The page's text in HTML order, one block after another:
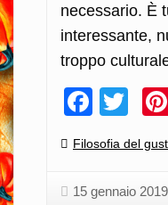
necessario. È
interessante,
troppo
Categories:
Filosofia del
15 gennaio 2019